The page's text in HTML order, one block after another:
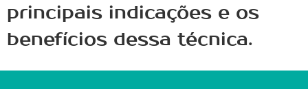
principais indicações e os
benefícios dessa técnica.